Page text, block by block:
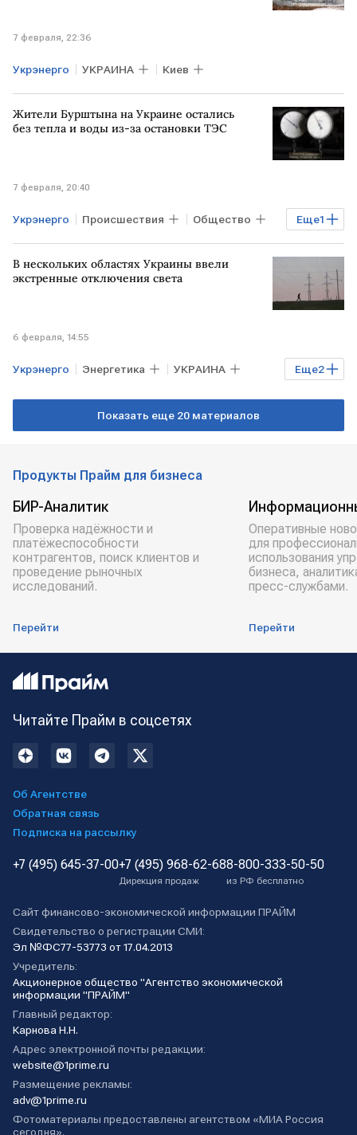
7 февраля, 22:36
Укрэнерго УКРАИНА Киев
Жители Бурштына на Украине остались
без тепла и воды из-за остановки ТЭС
7 февраля, 20:40
Еще1
Укрэнерго Происшествия Общество
УКРАИНА
В нескольких областях Украины ввели
экстренные отключения света
6 февраля, 14:55
Еще2
Укрэнерго Энергетика УКРАИНА
Денис Шмыгаль
В мире
Показать еще 20 материалов
Продукты Прайм для бизнеса
БИР-Аналитик
Проверка надёжности и
платёжеспособности
контрагентов, поиск клиентов и
проведение рыночных
исследований.
Перейти
Оперативные
для
использования
бизнеса,
пресс-службами.
Перейти
Читайте Прайм в соцсетях
Об Агентстве
Обратная связь
Подписка на рассылку
+7 (495) 645-37-00+7 (495) 968-62-68
Дирекция продаж
8-800-333-50-50
из РФ бесплатно
Сайт финансово-экономической информации ПРАЙМ
Свидетельство о регистрации СМИ:
Эл №ФС77-53773 от 17.04.2013
Учредитель:
Акционерное общество "Агентство экономической
информации "ПРАЙМ"
Главный редактор:
Карнова Н.Н.
Адрес электронной почты редакции:
website@1prime.ru
Размещение рекламы:
adv@1prime.ru
Фотоматериалы предоставлены агентством «МИА Россия
сегодня».